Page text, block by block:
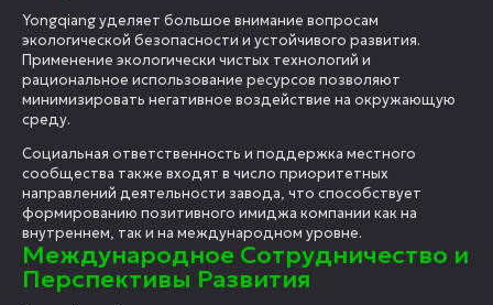
Yongqiang уделяет большое внимание вопросам
экологической безопасности и устойчивого развития.
Применение экологически чистых технологий и
рациональное использование ресурсов позволяют
минимизировать негативное воздействие на окружающую
среду.
Социальная ответственность и поддержка местного
сообщества также входят в число приоритетных
направлений деятельности завода, что способствует
формированию позитивного имиджа компании как на
внутреннем, так и на международном уровне.
Международное Сотрудничество и
Перспективы Развития